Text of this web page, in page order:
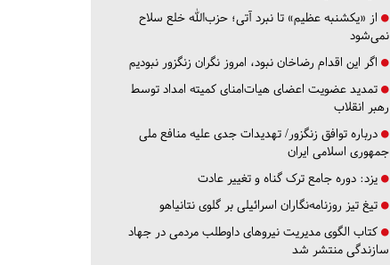
از «یکشنبه عظیم» تا نبرد آتی؛ حزب‌الله خلع سلاح
نمی‌شود
اگر این اقدام رضاخان نبود، امروز نگران زنگزور نبودیم
تمدید عضویت اعضای هیات‌امنای کمیته امداد توسط
رهبر انقلاب
درباره توافق زنگزور/ تهدیدات جدی علیه منافع ملی
جمهوری اسلامی ایران
یزد: دوره جامع ترک گناه و تغییر عادت
تیغ تیز روزنامه‌نگاران اسرائیلی بر گلوی نتانیاهو
کتاب الگوی مدیریت نیروهای داوطلب مردمی در جهاد
سازندگی منتشر شد